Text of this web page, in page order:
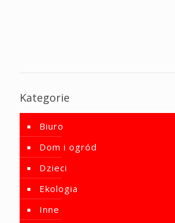
Kategorie
Biuro
Dom i ogród
Dzieci
Ekologia
Inne